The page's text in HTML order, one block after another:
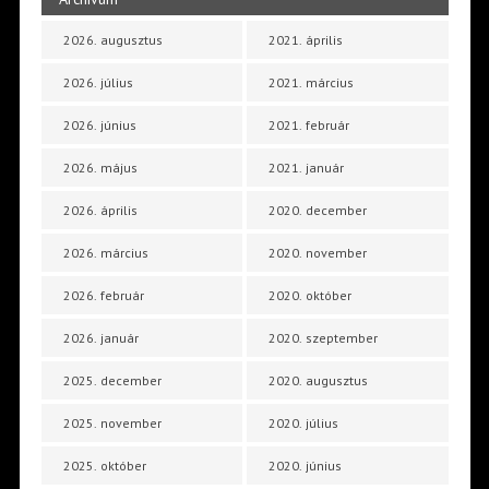
2026. augusztus
2026. július
2026. június
2026. május
2026. április
2026. március
2026. február
2026. január
2025. december
2025. november
2025. október
2021. április
2021. március
2021. február
2021. január
2020. december
2020. november
2020. október
2020. szeptember
2020. augusztus
2020. július
2020. június